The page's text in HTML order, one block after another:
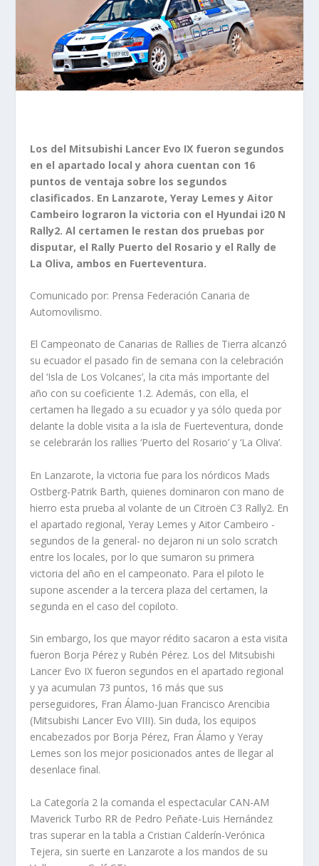
Los del Mitsubishi Lancer Evo IX fueron segundos
en el apartado local y ahora cuentan con 16
puntos de ventaja sobre los segundos
clasificados. En Lanzarote, Yeray Lemes y Aitor
Cambeiro lograron la victoria con el Hyundai i20 N
Rally2. Al certamen le restan dos pruebas por
disputar, el Rally Puerto del Rosario y el Rally de
La Oliva, ambos en Fuerteventura.
Comunicado por: Prensa Federación Canaria de
Automovilismo.
El Campeonato de Canarias de Rallies de Tierra alcanzó
su ecuador el pasado fin de semana con la celebración
del ‘Isla de Los Volcanes’, la cita más importante del
año con su coeficiente 1.2. Además, con ella, el
certamen ha llegado a su ecuador y ya sólo queda por
delante la doble visita a la isla de Fuerteventura, donde
se celebrarán los rallies ‘Puerto del Rosario’ y ‘La Oliva’.
En Lanzarote, la victoria fue para los nórdicos Mads
Ostberg-Patrik Barth, quienes dominaron con mano de
hierro esta prueba al volante de un Citroën C3 Rally2. En
el apartado regional, Yeray Lemes y Aitor Cambeiro -
segundos de la general- no dejaron ni un solo scratch
entre los locales, por lo que sumaron su primera
victoria del año en el campeonato. Para el piloto le
supone ascender a la tercera plaza del certamen, la
segunda en el caso del copiloto.
Sin embargo, los que mayor rédito sacaron a esta visita
fueron Borja Pérez y Rubén Pérez. Los del Mitsubishi
Lancer Evo IX fueron segundos en el apartado regional
y ya acumulan 73 puntos, 16 más que sus
perseguidores, Fran Álamo-Juan Francisco Arencibia
(Mitsubishi Lancer Evo VIII). Sin duda, los equipos
encabezados por Borja Pérez, Fran Álamo y Yeray
Lemes son los mejor posicionados antes de llegar al
desenlace final.
La Categoría 2 la comanda el espectacular CAN-AM
Maverick Turbo RR de Pedro Peñate-Luis Hernández
tras superar en la tabla a Cristian Calderín-Verónica
Tejera, sin suerte en Lanzarote a los mandos de su